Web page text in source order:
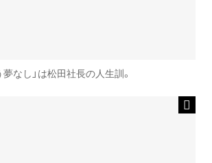
なし」は松田社長の人生訓。